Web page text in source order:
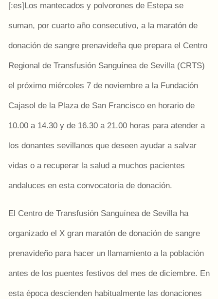
[:es]Los mantecados y polvorones de Estepa se
suman, por cuarto año consecutivo, a la maratón de
donación de sangre prenavideña que prepara el Centro
Regional de Transfusión Sanguínea de Sevilla (CRTS)
el próximo miércoles 7 de noviembre a la Fundación
Cajasol de la Plaza de San Francisco en horario de
10.00 a 14.30 y de 16.30 a 21.00 horas para atender a
los donantes sevillanos que deseen ayudar a salvar
vidas o a recuperar la salud a muchos pacientes
andaluces en esta convocatoria de donación.
El Centro de Transfusión Sanguínea de Sevilla ha
organizado el X gran maratón de donación de sangre
prenavideño para hacer un llamamiento a la población
antes de los puentes festivos del mes de diciembre. En
esta época descienden habitualmente las donaciones